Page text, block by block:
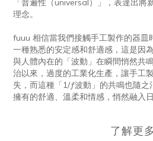
「普遍性（universal）」，表達出將
理念。
fuuu 相信當我們接觸手工製作的器皿
一種熟悉的安定感和舒適感，這是因
與人體內在的「波動」在瞬間悄然共
治以來，過度的工業化生產，讓手工
失，而這種「1/ƒ波動」的共鳴也隨
擁有的舒適、溫柔和情感，悄然融入
了解更多